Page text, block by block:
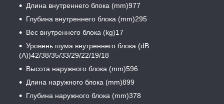
Длина внутреннего блока (mm)977
Глубина внутреннего блока (mm)295
Вес внутреннего блока (kg)17
Уровень шума внутреннего блока (dB
(A))42/38/35/33/29/22/19/18
Высота наружного блока (mm)596
Длина наружного блока (mm)899
Глубина наружного блока (mm)378